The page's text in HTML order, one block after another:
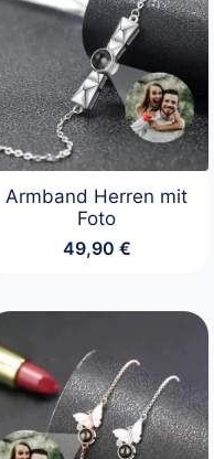
Armband Herren mit
Foto
49,90 €